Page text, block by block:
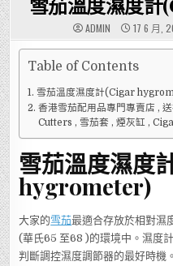
ADMIN 17 6 月,
Table of Contents
雪茄溫度濕度計(Cigar
香港雪茄配用品專門專賣店 ,
Cutters , 雪茄套 , 煙灰缸 ,
雪茄溫度濕度
hygrometer)
大家的雪茄最適合存放於相對濕
(華氏65 至68 )的環境中。濕度
判斷調控濕度調節器的最好時機